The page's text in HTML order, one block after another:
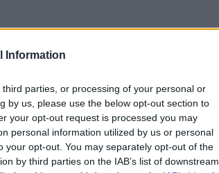
Information
parties, or processing of your personal or
by us, please use the below opt-out section to
your opt-out request is processed you may
personal information utilized by us or personal
your opt-out. You may separately opt-out of the
by third parties on the IAB’s list of downstream